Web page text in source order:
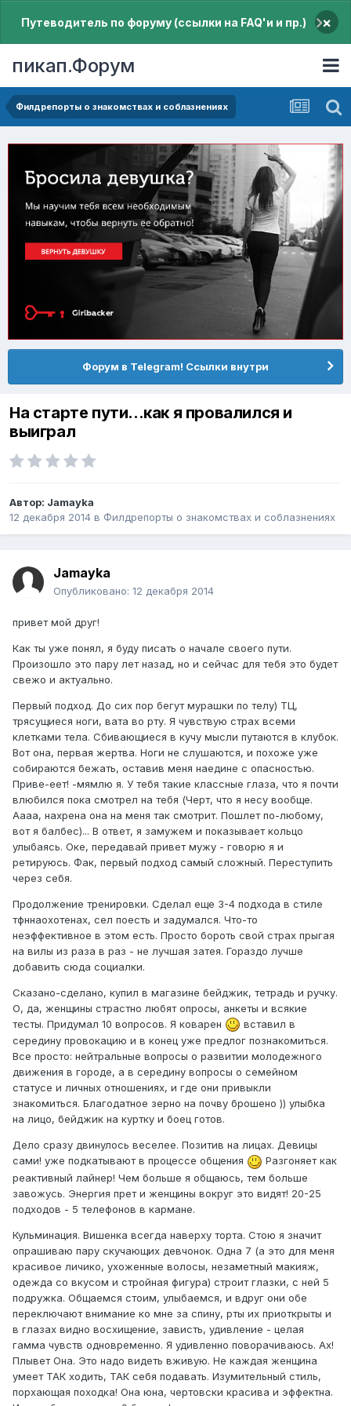
Путеводитель по форуму (ссылки на FAQ'и и пр.) ×
пикап.Форум
Филдрепорты о знакомствах и соблазнениях
Форум в Telegram! Ссылки внутри
На старте пути...как я провалился и
выиграл
Автор: Jamayka
12 декабря 2014 в Филдрепорты о знакомствах и соблазнениях
Jamayka
Опубликовано: 12 декабря 2014
привет мой друг!
Как ты уже понял, я буду писать о начале своего пути.
Произошло это пару лет назад, но и сейчас для тебя это будет
свежо и актуально.
Первый подход. До сих пор бегут мурашки по телу) ТЦ,
трясущиеся ноги, вата во рту. Я чувствую страх всеми
клетками тела. Сбивающиеся в кучу мысли путаются в клубок.
Вот она, первая жертва. Ноги не слушаются, и похоже уже
собираются бежать, оставив меня наедине с опасностью.
Приве-еет! -мямлю я. У тебя такие классные глаза, что я почти
влюбился пока смотрел на тебя (Черт, что я несу вообще.
Аааа, нахрена она на меня так смотрит. Пошлет по-любому,
вот я балбес)... В ответ, я замужем и показывает кольцо
улыбаясь. Оке, передавай привет мужу - говорю я и
ретируюсь. Фак, первый подход самый сложный. Переступить
через себя.
Продолжение тренировки. Сделал еще 3-4 подхода в стиле
тфннаохотенах, сел поесть и задумался. Что-то
неэффективное в этом есть. Просто бороть свой страх прыгая
на вилы из раза в раз - не лучшая затея. Гораздо лучше
добавить сюда социалки.
Сказано-сделано, купил в магазине бейджик, тетрадь и ручку.
О, да, женщины страстно любят опросы, анкеты и всякие
тесты. Придумал 10 вопросов. Я коварен
вставил в
середину провокацию и в конец уже предлог познакомиться.
Все просто: нейтральные вопросы о развитии молодежного
движения в городе, а в середину вопросы о семейном
статусе и личных отношениях, и где они привыкли
знакомиться. Благодатное зерно на почву брошено )) улыбка
на лицо, бейджик на куртку и боец готов.
Дело сразу двинулось веселее. Позитив на лицах. Девицы
сами! уже подкатывают в процессе общения
Разгоняет как
реактивный лайнер! Чем больше я общаюсь, тем больше
завожусь. Энергия прет и женщины вокруг это видят! 20-25
подходов - 5 телефонов в кармане.
Кульминация. Вишенка всегда наверху торта. Стою я значит
опрашиваю пару скучающих девчонок. Одна 7 (а это для меня
красивое личико, ухоженные волосы, незаметный макияж,
одежда со вкусом и стройная фигура) строит глазки, с ней 5
подружка. Общаемся стоим, улыбаемся, и вдруг они обе
переключают внимание ко мне за спину, рты их приоткрыты и
в глазах видно восхищение, зависть, удивление - целая
гамма чувств одновременно. Я удивленно поворачиваюсь. Ах!
Плывет Она. Это надо видеть вживую. Не каждая женщина
умеет ТАК ходить, ТАК себя подавать. Изумительный стиль,
порхающая походка! Она юна, чертовски красива и эффектна.